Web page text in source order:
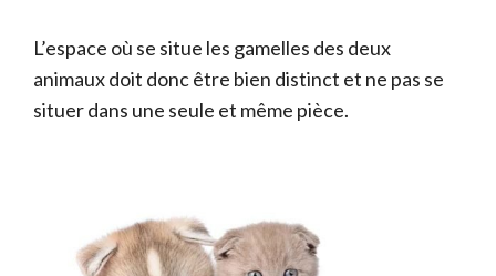
L’espace où se situe les gamelles des deux
animaux doit donc être bien distinct et ne pas se
situer dans une seule et même pièce.